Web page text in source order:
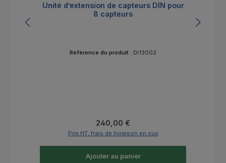
Unité d’extension de capteurs DIN pour
8 capteurs
Référence du produit : DI13002
Prix régulier :
240,00 €
Prix HT, frais de livraison en sus
Ajouter au panier